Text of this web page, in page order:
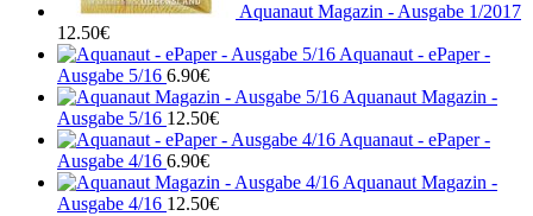
Aquanaut Magazin - Ausgabe 1/2017
12.50€
Aquanaut - ePaper -
Ausgabe 5/16 6.90€
Aquanaut Magazin -
Ausgabe 5/16 12.50€
Aquanaut - ePaper -
Ausgabe 4/16 6.90€
Aquanaut Magazin -
Ausgabe 4/16 12.50€